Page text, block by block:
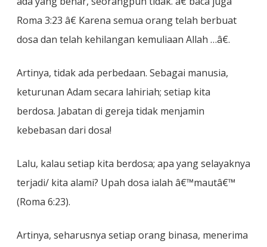
Roma 3:23 â€ Karena semua orang telah berbuat
dosa dan telah kehilangan kemuliaan Allah …â€.
Artinya, tidak ada perbedaan. Sebagai manusia,
keturunan Adam secara lahiriah; setiap kita
berdosa. Jabatan di gereja tidak menjamin
kebebasan dari dosa!
Lalu, kalau setiap kita berdosa; apa yang selayaknya
terjadi/ kita alami? Upah dosa ialah â€™mautâ€™
(Roma 6:23).
Artinya, seharusnya setiap orang binasa, menerima